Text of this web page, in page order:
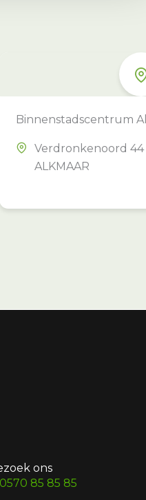
Binnenstadscentrum
Verdronkenoord 44
ALKMAAR
ons
0570 85 85 85